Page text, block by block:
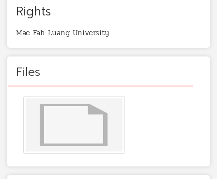
Rights
Mae Fah Luang University
Files